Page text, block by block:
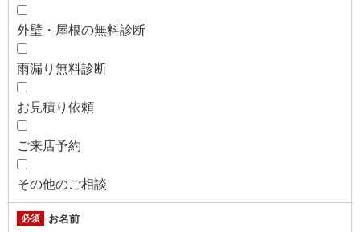
外壁・屋根の無料診断
雨漏り無料診断
お見積り依頼
ご来店予約
その他のご相談
必須 お名前